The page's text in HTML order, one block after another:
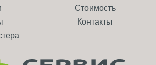
Стоимость
Контакты